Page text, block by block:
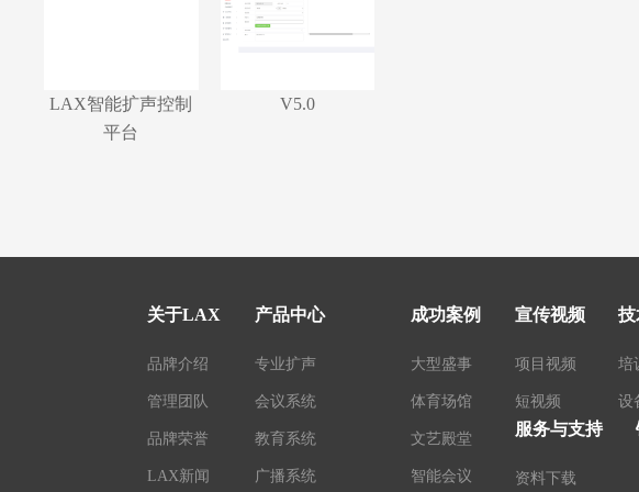
LAX智能扩声控制
平台
V5.0
关于LAX
品牌介绍
管理团队
品牌荣誉
LAX新闻
产品中心
专业扩声
会议系统
教育系统
广播系统
成功案例
大型盛事
体育场馆
文艺殿堂
智能会议
宣传视频
项目视频
短视频
技
培
设
服务与支持
资料下载